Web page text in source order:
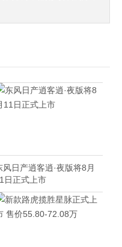
风日产逍客逍·夜版将8月
日正式上市